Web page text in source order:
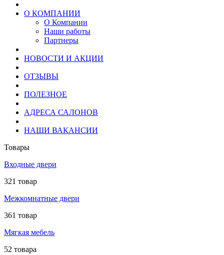
О КОМПАНИИ
О Компании
Наши работы
Партнеры
НОВОСТИ И АКЦИИ
ОТЗЫВЫ
ПОЛЕЗНОЕ
АДРЕСА САЛОНОВ
НАШИ ВАКАНСИИ
Товары
Входные двери
321 товар
Межкомнатные двери
361 товар
Мягкая мебель
52 товара